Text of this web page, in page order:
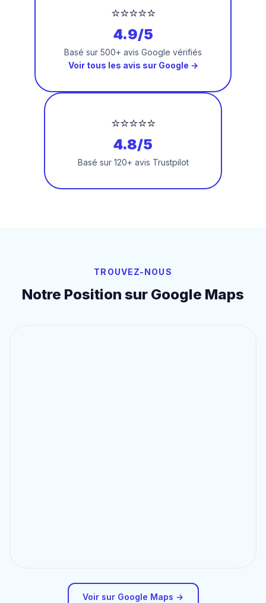
⭐⭐⭐⭐⭐
4.9/5
Basé sur 500+ avis Google vérifiés
Voir tous les avis sur Google →
⭐⭐⭐⭐⭐
4.8/5
Basé sur 120+ avis Trustpilot
TROUVEZ-NOUS
Notre Position sur Google Maps
Voir sur Google Maps →